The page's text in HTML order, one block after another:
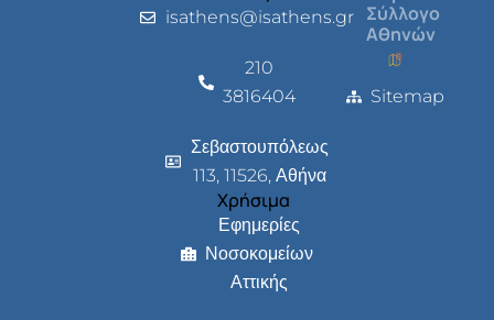
isathens@isathens.gr
210
3816404
Σεβαστουπόλεως
113, 11526, Αθήνα
Χρήσιμα
Εφημερίες
Νοσοκομείων
Αττικής
Σύλλογο
Αθηνών
Sitemap